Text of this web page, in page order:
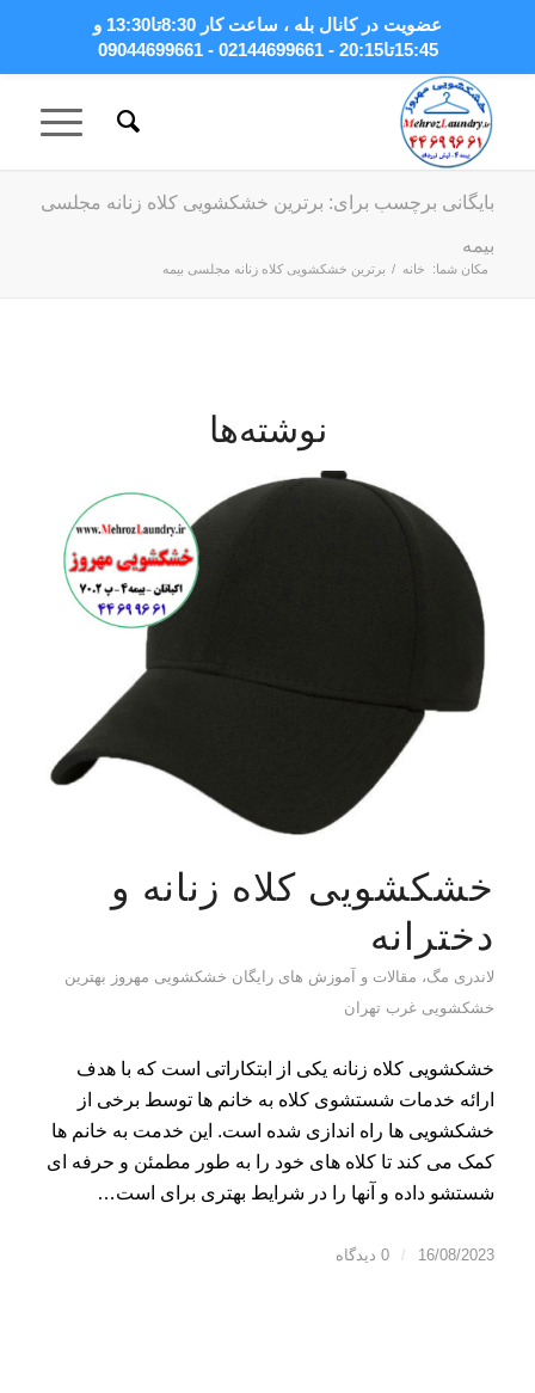
بایگانی برچسب برای: برترین خشکشویی کلاه زنانه مجلسی
بیمه
مکان شما: خانه / برترین خشکشویی کلاه زنانه مجلسی بیمه
نوشته‌ها
خشکشویی کلاه زنانه و
دخترانه
لاندری مگ، مقالات و آموزش های رایگان خشکشویی مهروز بهترین
خشکشویی غرب تهران
خشکشویی کلاه زنانه یکی از ابتکاراتی است که با هدف
ارائه خدمات شستشوی کلاه به خانم ها توسط برخی از
خشکشویی ها راه اندازی شده است. این خدمت به خانم ها
کمک می کند تا کلاه های خود را به طور مطمئن و حرفه ای
شستشو داده و آنها را در شرایط بهتری برای است…
16/08/2023
/ 0 دیدگاه
عضویت در کانال بله
، ساعت کار 8:30تا13:30 و
15:45تا20:15 - 02144699661 - 09044699661